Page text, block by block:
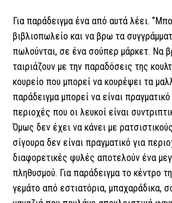
Για παράδειγμα ένα από αυτά λέει.
βιβλιοπωλείο και να βρω τα
πωλούνται, σε ένα σούπερ μάρκετ. Να
ταιριάζουν με την παραδόσεις της
κουρείο που μπορεί να κουρέψει τα
παράδειγμα μπορεί να είναι
περιοχές που οι λευκοί είναι
Όμως δεν έχει να κάνει με
σίγουρα δεν είναι πραγματικό για
διαφορετικές φυλές αποτελούν ένα
πληθυσμού. Για παράδειγμα το κέντρο
γεμάτο από εστιατόρια, μπαχαράδικα,